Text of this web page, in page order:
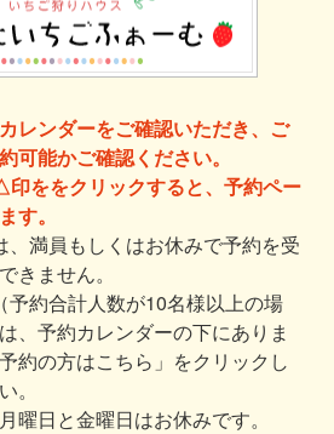
レンダーをご確認いただき、ご
可能かご確認ください。
ををクリックすると、予約ペー
す。
、満員もしくはお休みで予約を受
きません。
予約合計人数が10名様以上の場
、予約カレンダーの下にありま
約の方はこちら」をクリックし
。
曜日と金曜日はお休みです。